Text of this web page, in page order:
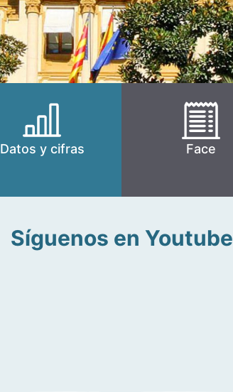
Datos y cifras Face
Síguenos en Youtube